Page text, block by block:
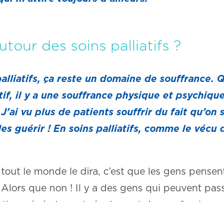
des soins palliatifs ?
ça reste un domaine de souffrance.
il y a une souffrance physique et
vu plus de patients souffrir du fait
guérir ! En soins palliatifs, comme le
le monde le dira, c’est que les gens
que non ! Il y a des gens qui peuvent